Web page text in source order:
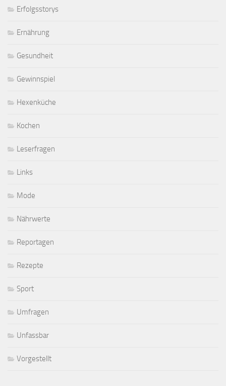
Erfolgsstorys
Ernährung
Gesundheit
Gewinnspiel
Hexenküche
Kochen
Leserfragen
Links
Mode
Nährwerte
Reportagen
Rezepte
Sport
Umfragen
Unfassbar
Vorgestellt